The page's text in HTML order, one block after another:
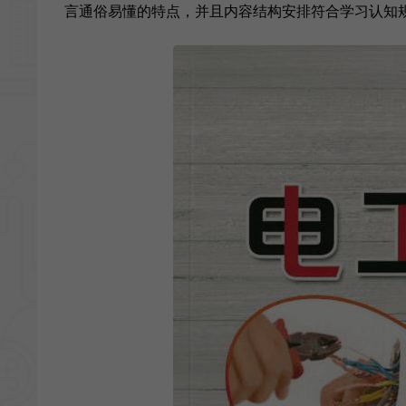
言通俗易懂的特点，并且内容结构安排符合学习认知